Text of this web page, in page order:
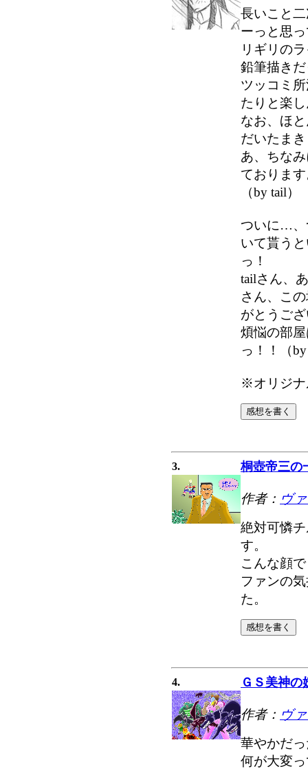
長いこと
ーっと思
リギリの
鉛筆描き
ツッコミ
たりと楽
なお、ほ
だいたま
あ、ちな
ておりま
（by tail）
ついに…、
いて貰う
っ！
tailさん、
さん、こ
がとうご
煩悩の部
っ！！（
※オリジナ
3. 桐壺帝三の
作者： ヴ
絶対可憐
す。
こんな顔
ファンの
た。
4. ＧＳ美神の
作者： ヴ
華やかだ
何が大変